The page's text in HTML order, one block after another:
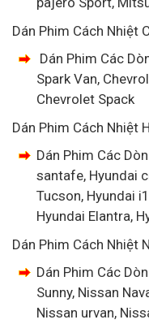
Dán Phim Cách Nhiệt
Dán Phim Các
Spark Van,
Chevrolet Spack
Dán Phim Cách Nhiệt
Dán Phim Các
santafe, Hyundai
Tucson, Hyundai
Hyundai Elantra,
Dán Phim Cách Nhiệt
Dán Phim Các
Sunny, Nissan
Nissan urvan,